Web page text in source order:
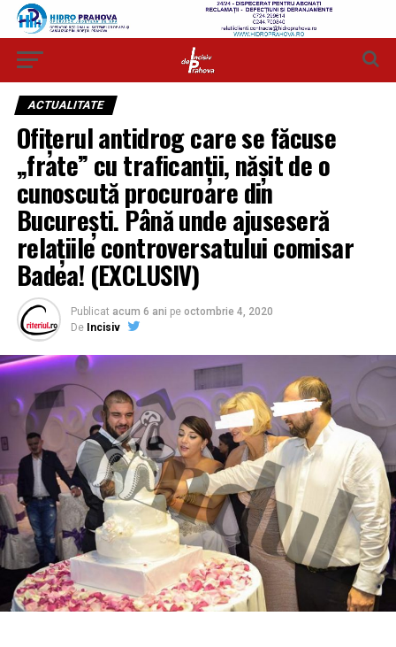
ACTUALITATE
Ofițerul antidrog care se făcuse
„frate” cu traficanții, nășit de o
cunoscută procuroare din
București. Până unde ajuseseră
relațiile controversatului comisar
Badea! (EXCLUSIV)
Publicat acum 6 ani pe octombrie 4, 2020
De Incisiv